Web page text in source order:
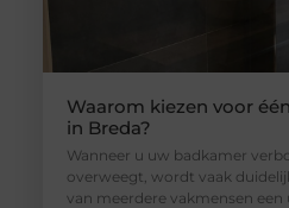
Waarom kiezen voor
in Breda?
Wanneer u uw badkamer
overweegt, wordt vaak
van meerdere vakmensen een